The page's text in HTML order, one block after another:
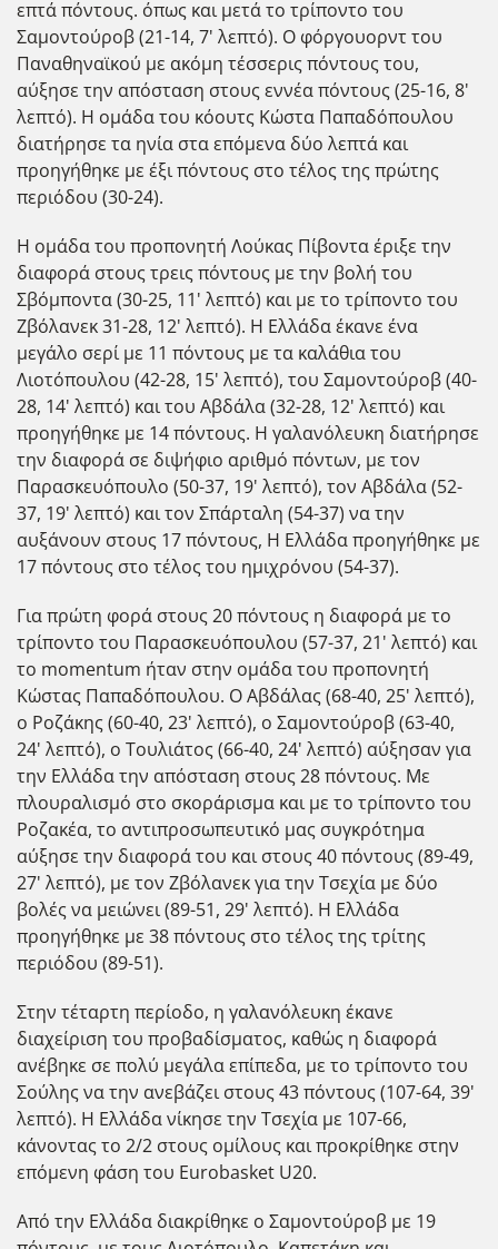
επτά πόντους. όπως και μετά το τρίποντο του
Σαμοντούροβ (21-14, 7' λεπτό). Ο φόργουορντ του
Παναθηναϊκού με ακόμη τέσσερις πόντους του,
αύξησε την απόσταση στους εννέα πόντους (25-16, 8'
λεπτό). Η ομάδα του κόουτς Κώστα Παπαδόπουλου
διατήρησε τα ηνία στα επόμενα δύο λεπτά και
προηγήθηκε με έξι πόντους στο τέλος της πρώτης
περιόδου (30-24).
Η ομάδα του προπονητή Λούκας Πίβοντα έριξε την
διαφορά στους τρεις πόντους με την βολή του
Σβόμποντα (30-25, 11' λεπτό) και με το τρίποντο του
Ζβόλανεκ 31-28, 12' λεπτό). Η Ελλάδα έκανε ένα
μεγάλο σερί με 11 πόντους με τα καλάθια του
Λιοτόπουλου (42-28, 15' λεπτό), του Σαμοντούροβ (40-
28, 14' λεπτό) και του Αβδάλα (32-28, 12' λεπτό) και
προηγήθηκε με 14 πόντους. Η γαλανόλευκη διατήρησε
την διαφορά σε διψήφιο αριθμό πόντων, με τον
Παρασκευόπουλο (50-37, 19' λεπτό), τον Αβδάλα (52-
37, 19' λεπτό) και τον Σπάρταλη (54-37) να την
αυξάνουν στους 17 πόντους, Η Ελλάδα προηγήθηκε με
17 πόντους στο τέλος του ημιχρόνου (54-37).
Για πρώτη φορά στους 20 πόντους η διαφορά με το
τρίποντο του Παρασκευόπουλου (57-37, 21' λεπτό) και
το momentum ήταν στην ομάδα του προπονητή
Κώστας Παπαδόπουλου. Ο Αβδάλας (68-40, 25' λεπτό),
ο Ροζάκης (60-40, 23' λεπτό), ο Σαμοντούροβ (63-40,
24' λεπτό), ο Τουλιάτος (66-40, 24' λεπτό) αύξησαν για
την Ελλάδα την απόσταση στους 28 πόντους. Με
πλουραλισμό στο σκοράρισμα και με το τρίποντο του
Ροζακέα, το αντιπροσωπευτικό μας συγκρότημα
αύξησε την διαφορά του και στους 40 πόντους (89-49,
27' λεπτό), με τον Ζβόλανεκ για την Τσεχία με δύο
βολές να μειώνει (89-51, 29' λεπτό). Η Ελλάδα
προηγήθηκε με 38 πόντους στο τέλος της τρίτης
περιόδου (89-51).
Στην τέταρτη περίοδο, η γαλανόλευκη έκανε
διαχείριση του προβαδίσματος, καθώς η διαφορά
ανέβηκε σε πολύ μεγάλα επίπεδα, με το τρίποντο του
Σούλης να την ανεβάζει στους 43 πόντους (107-64, 39'
λεπτό). Η Ελλάδα νίκησε την Τσεχία με 107-66,
κάνοντας το 2/2 στους ομίλους και προκρίθηκε στην
επόμενη φάση του Eurobasket U20.
Από την Ελλάδα διακρίθηκε ο Σαμοντούροβ με 19